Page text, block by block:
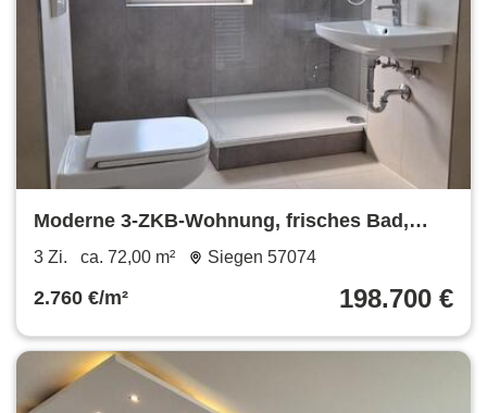
Moderne 3-ZKB-Wohnung, frisches Bad,
ruhige, zentrale Lage Siegen
3 Zi. ca. 72,00 m² Siegen 57074
2.760 €/m² 198.700 €